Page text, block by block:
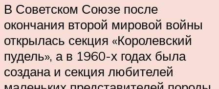
В Советском Союзе после
окончания второй мировой войны
открылась секция «Королевский
пудель», а в 1960-х годах была
создана и секция любителей